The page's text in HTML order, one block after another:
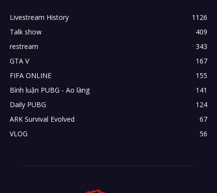
Livestream History
1126
Talk show
409
restream
343
GTA V
167
FIFA ONLINE
155
Bình luận PUBG - Ao làng
141
Daily PUBG
124
ARK Survival Evolved
67
VLOG
56